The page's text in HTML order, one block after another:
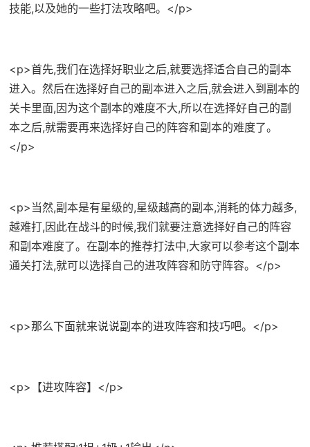
技能,以及她的一些打法攻略吧。</p>
<p>首先,我们在选择好职业之后,就要选择适合自己的副本
进入。然后在选择好自己的副本进入之后,就会进入到副本的
关卡里面,因为这个副本的难度不大,所以在选择好自己的副
本之后,就需要再来选择好自己的阵容和副本的难度了。
</p>
<p>当然,副本是有星级的,星级越高的副本,消耗的体力越多,
越难打,因此在战斗的时候,我们就要注意选择好自己的阵容
和副本难度了。在副本的推荐打法中,大家可以参考这个副本
通关打法,就可以选择自己的进攻阵容和防守阵容。</p>
<p>那么下面就来说说副本的进攻阵容和技巧吧。</p>
<p>【进攻阵容】</p>